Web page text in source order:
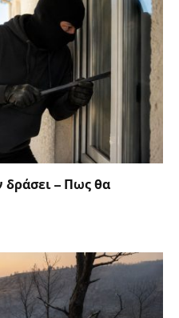
δράσει – Πως θα